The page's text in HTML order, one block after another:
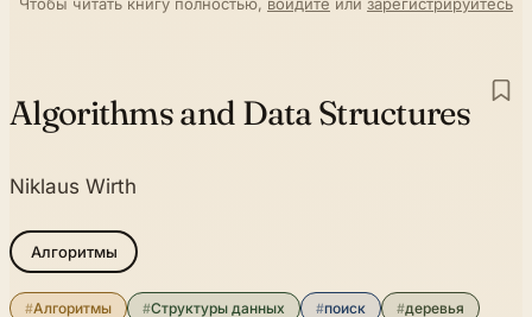
Algorithms and Data Structures
Niklaus Wirth
Алгоритмы
#Алгоритмы #Структуры данных #поиск #деревья